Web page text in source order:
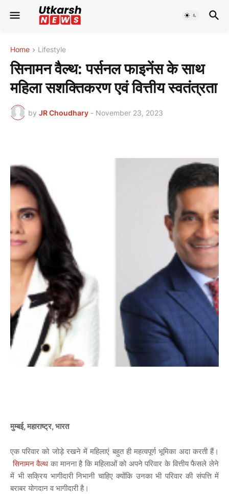
Home Lifestyle
सिनामन वैल्थ: पर्सनल फाइनेंस के साथ
महिला सशक्तिकरण एवं वित्तीय स्वतंत्रता
by JR Choudhary - November 23, 2023
मुम्बई, महाराष्ट्र, भारत
एक परिवार को जोड़े रखने में महिलाएं बहुत ही महत्वपूर्ण भूमिका अदा करती हैं।
सिनामन वैल्थ का मानना है कि महिलाओं को अपने परिवार के वित्तीय फैसले लेने
में भी सक्रिय भागीदारी निभानी चाहिए क्योंकि उनका भी परिवार की संपत्ति में
बराबर योगदान व भागीदारी है।